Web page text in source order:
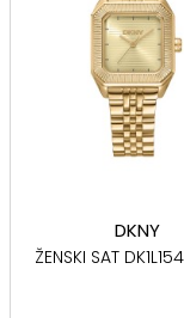
DKNY
ŽENSKI SAT